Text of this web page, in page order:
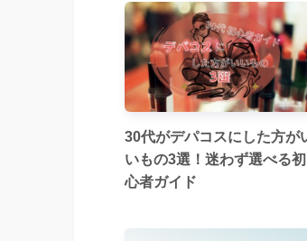
30代がデパコスにした方が
いもの3選！迷わず選べる初
心者ガイド